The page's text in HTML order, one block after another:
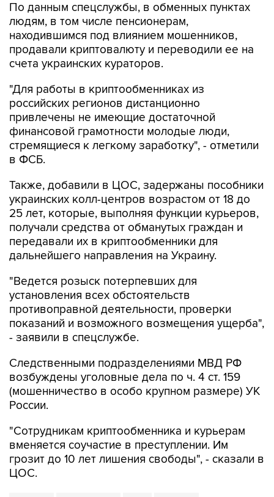
По данным спецслужбы, в обменных пунктах
людям, в том числе пенсионерам,
находившимся под влиянием мошенников,
продавали криптовалюту и переводили ее на
счета украинских кураторов.
"Для работы в криптообменниках из
российских регионов дистанционно
привлечены не имеющие достаточной
финансовой грамотности молодые люди,
стремящиеся к легкому заработку", - отметили
в ФСБ.
Также, добавили в ЦОС, задержаны пособники
украинских колл-центров возрастом от 18 до
25 лет, которые, выполняя функции курьеров,
получали средства от обманутых граждан и
передавали их в криптообменники для
дальнейшего направления на Украину.
"Ведется розыск потерпевших для
установления всех обстоятельств
противоправной деятельности, проверки
показаний и возможного возмещения ущерба",
- заявили в спецслужбе.
Следственными подразделениями МВД РФ
возбуждены уголовные дела по ч. 4 ст. 159
(мошенничество в особо крупном размере) УК
России.
"Сотрудникам криптообменника и курьерам
вменяется соучастие в преступлении. Им
грозит до 10 лет лишения свободы", - сказали в
ЦОС.